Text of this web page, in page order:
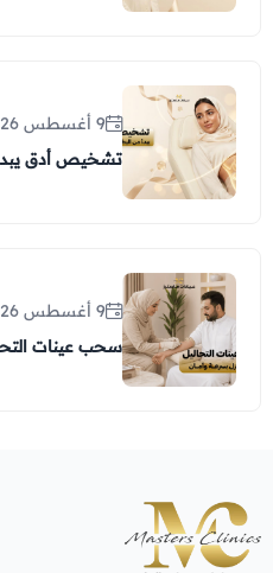
9 أغسطس 2026
تشخيص أدق
9 أغسطس 2026
سحب عينات